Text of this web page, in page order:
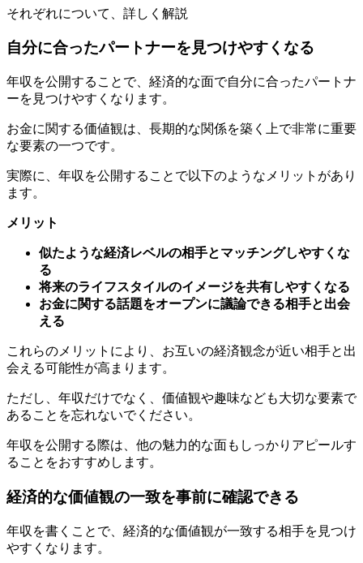
それぞれについて、詳しく解説していきます。
自分に合ったパートナーを見つけやすくなる
年収を公開することで、経済的な面で自分に合ったパートナ
ーを見つけやすくなります。
お金に関する価値観は、長期的な関係を築く上で非常に重要
な要素の一つです。
実際に、年収を公開することで以下のようなメリットがあり
ます。
メリット
似たような経済レベルの相手とマッチングしやすくな
る
将来のライフスタイルのイメージを共有しやすくなる
お金に関する話題をオープンに議論できる相手と出会
える
これらのメリットにより、お互いの経済観念が近い相手と出
会える可能性が高まります。
ただし、年収だけでなく、価値観や趣味なども大切な要素で
あることを忘れないでください。
年収を公開する際は、他の魅力的な面もしっかりアピールす
ることをおすすめします。
経済的な価値観の一致を事前に確認できる
年収を書くことで、経済的な価値観が一致する相手を見つけ
やすくなります。